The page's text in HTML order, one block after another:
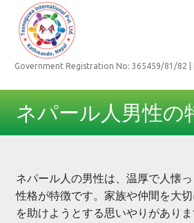
Government Registration No: 365459/81/82 |
ネパール人男性の
ネパール人の男性は、温厚で人懐
性格が特徴です。家族や仲間を大
を助けようとする思いやりがあり